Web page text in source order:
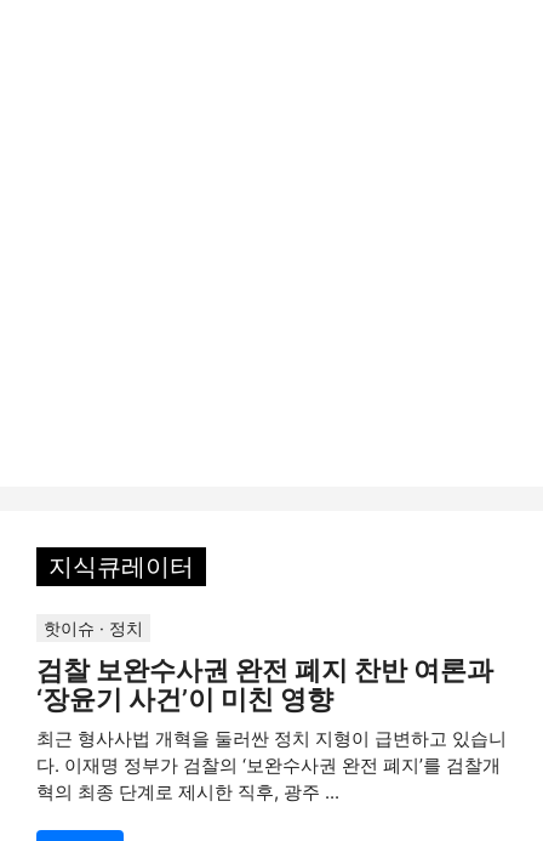
지식큐레이터
핫이슈 · 정치
검찰 보완수사권 완전 폐지 찬반 여론과
‘장윤기 사건’이 미친 영향
최근 형사사법 개혁을 둘러싼 정치 지형이 급변하고 있습니
다. 이재명 정부가 검찰의 ‘보완수사권 완전 폐지’를 검찰개
혁의 최종 단계로 제시한 직후, 광주 ...